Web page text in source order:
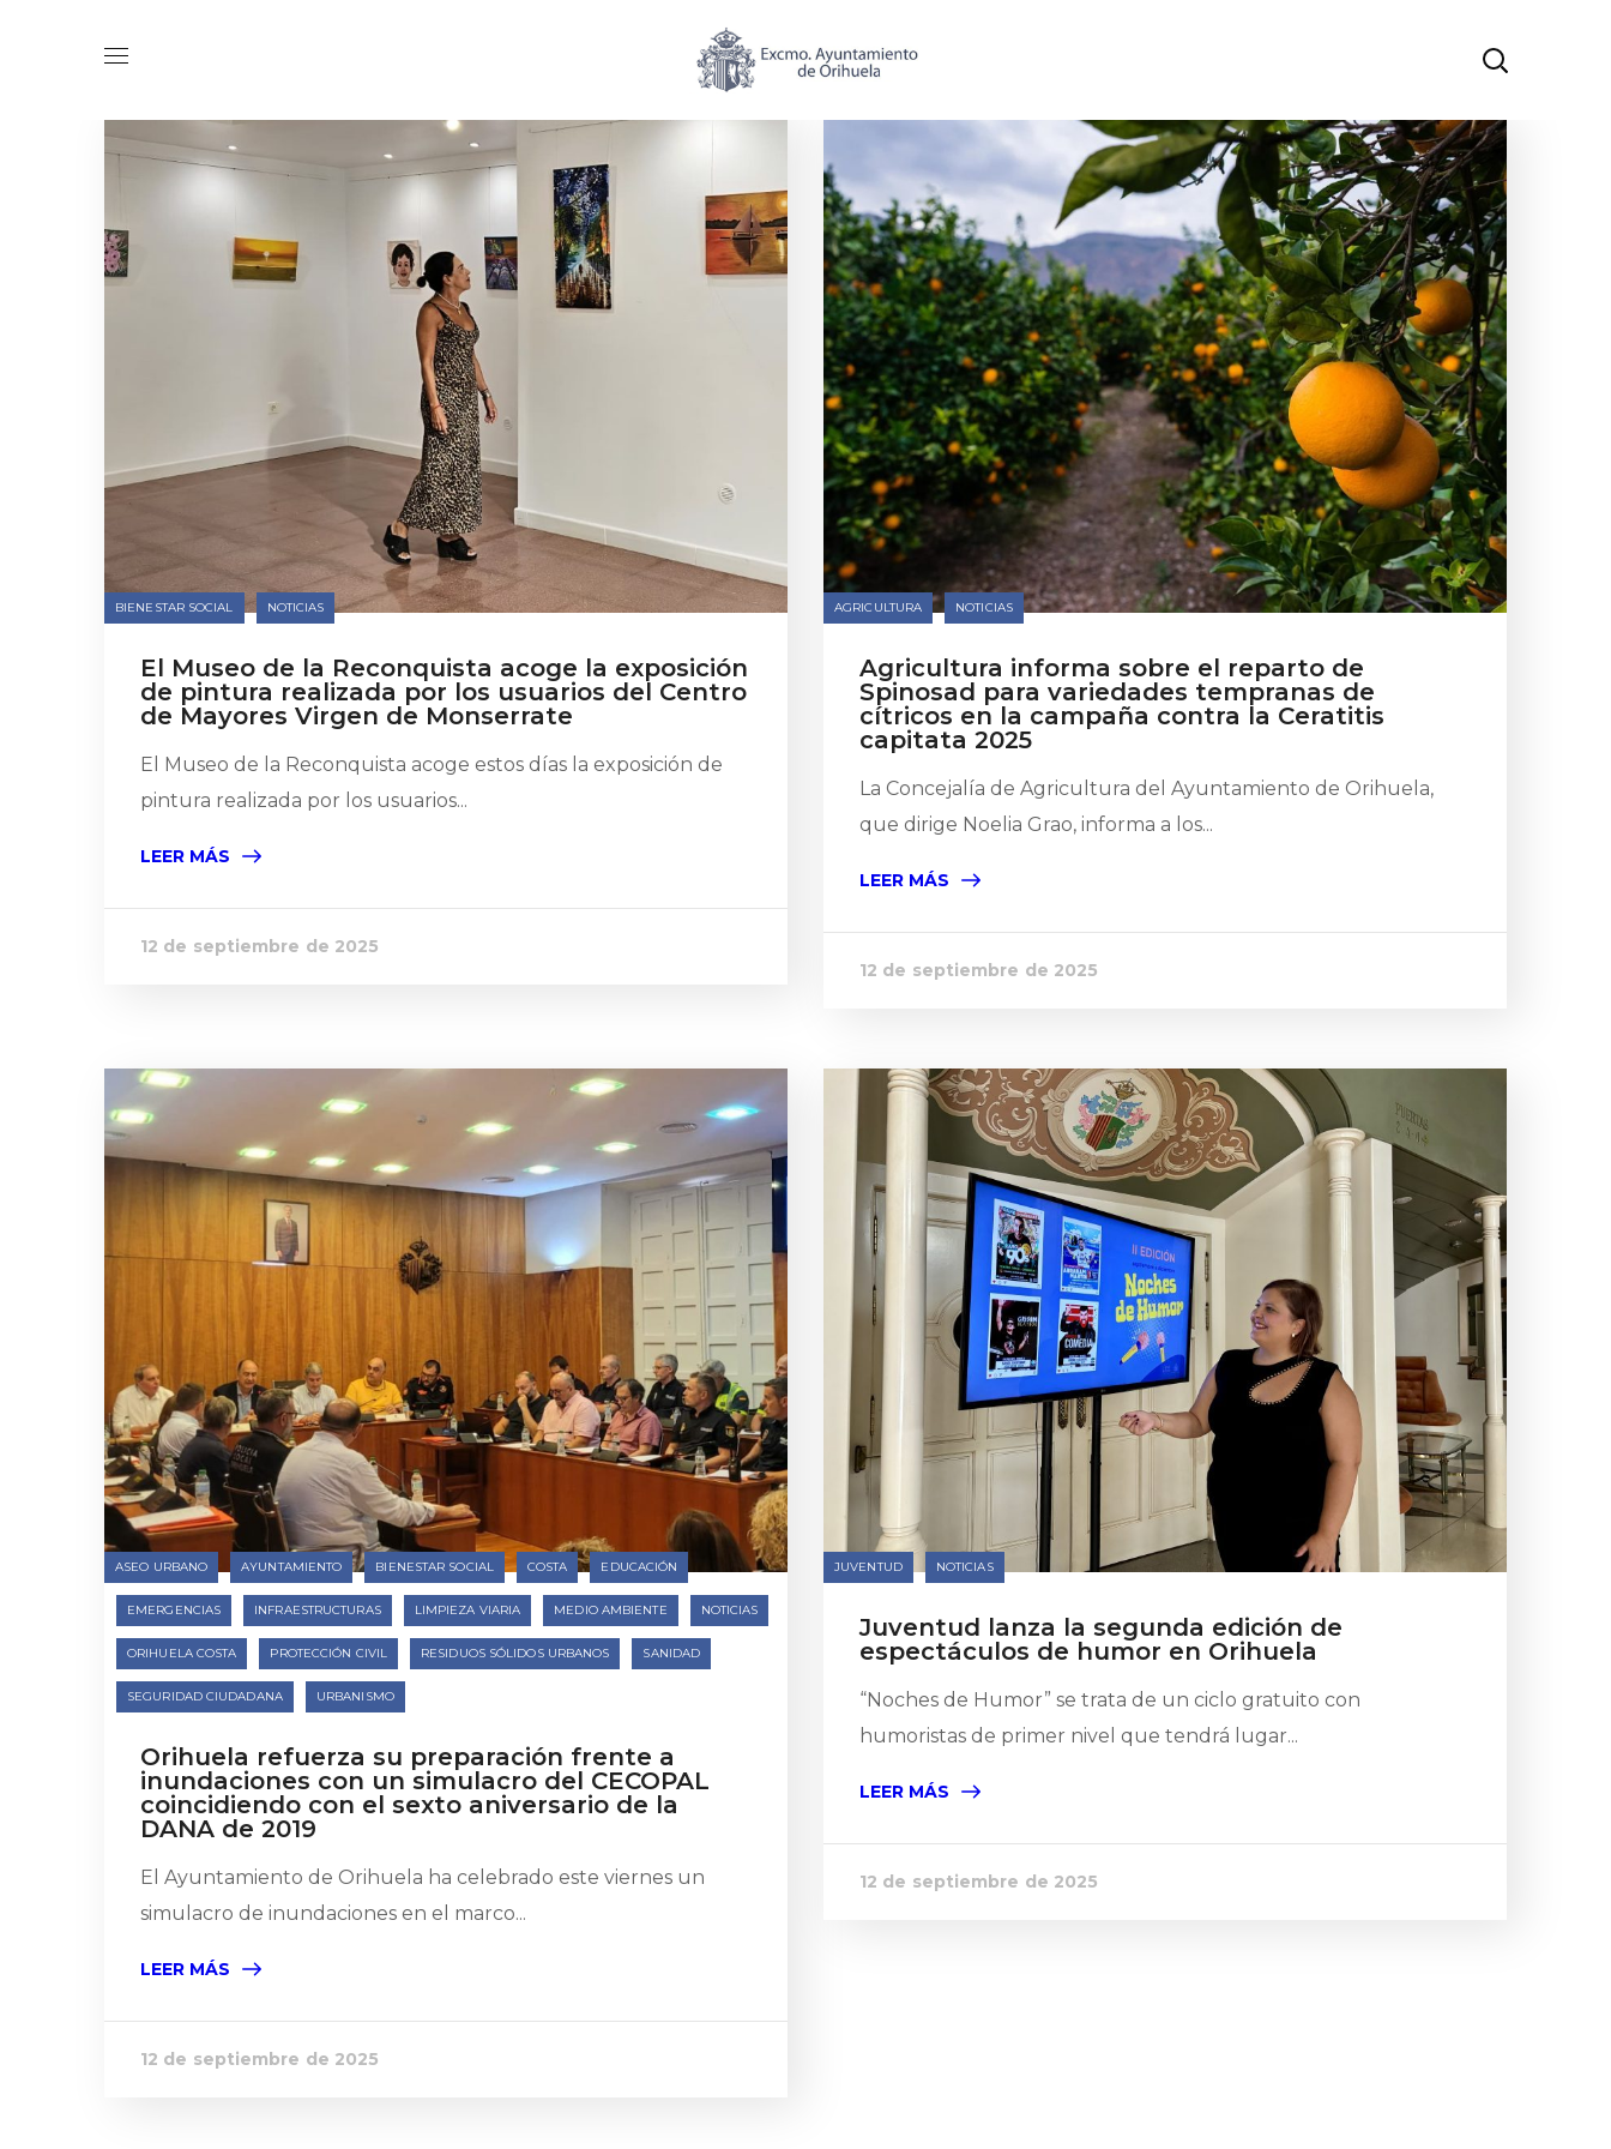
BIENESTAR SOCIAL NOTICIAS
El Museo de la Reconquista acoge la exposición
de pintura realizada por los usuarios del Centro
de Mayores Virgen de Monserrate
El Museo de la Reconquista acoge estos días la exposición de
pintura realizada por los usuarios...
LEER MÁS
12 de septiembre de 2025
AGRICULTURA NOTICIAS
Agricultura informa sobre el reparto de
Spinosad para variedades tempranas de
cítricos en la campaña contra la Ceratitis
capitata 2025
La Concejalía de Agricultura del Ayuntamiento de Orihuela,
que dirige Noelia Grao, informa a los...
LEER MÁS
12 de septiembre de 2025
ASEO URBANO AYUNTAMIENTO BIENESTAR SOCIAL COSTA EDUCACIÓN
EMERGENCIAS INFRAESTRUCTURAS LIMPIEZA VIARIA MEDIO AMBIENTE NOTICIAS
ORIHUELA COSTA PROTECCIÓN CIVIL RESIDUOS SÓLIDOS URBANOS SANIDAD
SEGURIDAD CIUDADANA URBANISMO
Orihuela refuerza su preparación frente a
inundaciones con un simulacro del CECOPAL
coincidiendo con el sexto aniversario de la
DANA de 2019
El Ayuntamiento de Orihuela ha celebrado este viernes un
simulacro de inundaciones en el marco...
LEER MÁS
12 de septiembre de 2025
JUVENTUD NOTICIAS
Juventud lanza la segunda edición de
espectáculos de humor en Orihuela
“Noches de Humor” se trata de un ciclo gratuito con
humoristas de primer nivel que tendrá lugar...
LEER MÁS
12 de septiembre de 2025